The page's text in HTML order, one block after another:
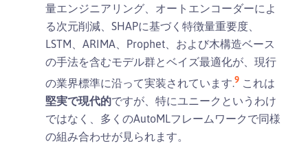
量エンジニアリング、オートエンコーダーによ
る次元削減、SHAPに基づく特徴量重要度、
LSTM、ARIMA、Prophet、および木構造ベース
の手法を含むモデル群とベイズ最適化が、現行
の業界標準に沿って実装されています.9 これは
堅実で現代的ですが、特にユニークというわけ
ではなく、多くのAutoMLフレームワークで同様
の組み合わせが見られます。